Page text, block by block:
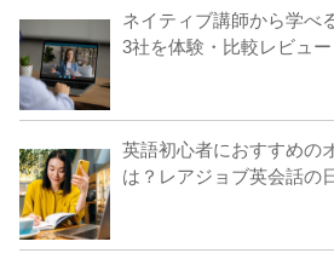
ネイティブ講師から学べ
3社を体験・比較レビュー
英語初心者におすすめの
は？レアジョブ英会話の